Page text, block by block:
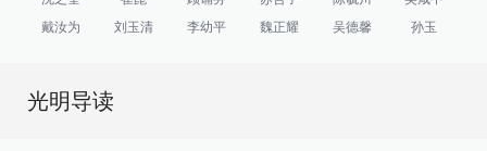
戴汝为
刘玉清 李幼平 魏正耀 吴德馨 孙玉
光明导读